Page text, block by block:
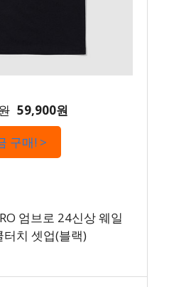
59,900원
구매! >
엄브로 24신상 웨일
터치 셋업(블랙)